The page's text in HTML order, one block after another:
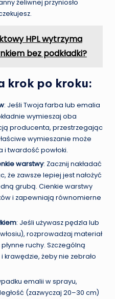
żeliwnej przyniosło
HPL wytrzyma
bez podkładki?
krok po kroku:
: Jeśli Twoja farba lub emalia
wymieszaj oba
producenta, przestrzegając
wymieszanie może
i twardość powłoki.
warstwy: Zacznij nakładać
że zawsze lepiej jest nałożyć
grubą. Cienkie warstwy
i zapewniają równomierne
: Jeśli używasz pędzla lub
rozprowadzaj materiał
ruchy. Szczególną
krawędzie, żeby nie zebrało
emalii w sprayu,
(zazwyczaj 20–30 cm)